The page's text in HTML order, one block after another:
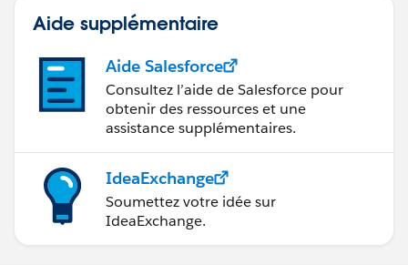
Aide supplémentaire
Aide Salesforce
Consultez l’aide de Salesforce pour
obtenir des ressources et une
assistance supplémentaires.
IdeaExchange
Soumettez votre idée sur
IdeaExchange.